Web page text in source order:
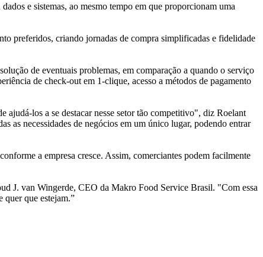
e sistemas, ao mesmo tempo em que proporcionam uma
preferidos, criando jornadas de compra simplificadas e fidelidade
de eventuais problemas, em comparação a quando o serviço
de check-out em 1-clique, acesso a métodos de pagamento
los a se destacar nesse setor tão competitivo", diz Roelant
as necessidades de negócios em um único lugar, podendo entrar
a empresa cresce. Assim, comerciantes podem facilmente
J. van Wingerde, CEO da Makro Food Service Brasil. "Com essa
quer que estejam.”